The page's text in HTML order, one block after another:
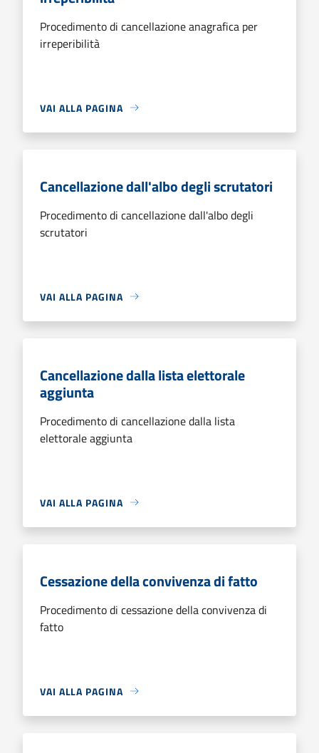
Procedimento di cancellazione anagrafica per
irreperibilità
VAI ALLA PAGINA
Cancellazione dall'albo degli scrutatori
Procedimento di cancellazione dall'albo degli
scrutatori
VAI ALLA PAGINA
Cancellazione dalla lista elettorale
aggiunta
Procedimento di cancellazione dalla lista
elettorale aggiunta
VAI ALLA PAGINA
Cessazione della convivenza di fatto
Procedimento di cessazione della convivenza di
fatto
VAI ALLA PAGINA